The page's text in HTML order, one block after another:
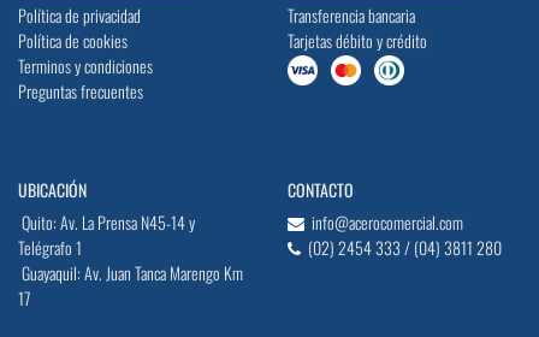
Política de privacidad
Política de cookies
Terminos y condiciones
Preguntas frecuentes
Transferencia bancaria
Tarjetas débito y crédito
UBICACIÓN
Quito: Av. La Prensa N45-14 y
Telégrafo 1
Guayaquil: Av. Juan Tanca Marengo Km
17
CONTACTO
info@acerocomercial.com
(02) 2454 333 / (04) 3811 280